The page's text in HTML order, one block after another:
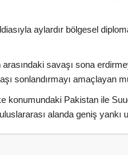
aylardır bölgesel
savaşı sona
sonlandırmayı amaçlayan
konumundaki Pakistan ile
alanda geniş yankı